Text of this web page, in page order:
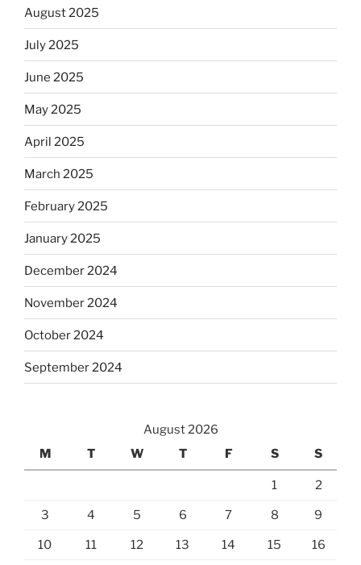
August 2025
July 2025
June 2025
May 2025
April 2025
March 2025
February 2025
January 2025
December 2024
November 2024
October 2024
September 2024
August 2026
M
T W T F S S
1 2
3 4 5 6 7 8 9
10 11 12 13 14 15 16